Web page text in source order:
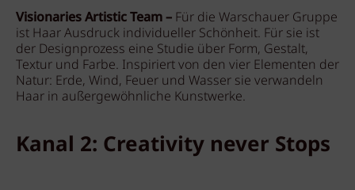
Visionaries Artistic Team – Für die Warschauer Gruppe
ist Haar Ausdruck individueller Schönheit. Für sie ist
der Designprozess eine Studie über Form, Gestalt,
Textur und Farbe. Inspiriert von den vier Elementen der
Natur: Erde, Wind, Feuer und Wasser sie verwandeln
Haar in außergewöhnliche Kunstwerke.
Kanal 2: Creativity never Stops